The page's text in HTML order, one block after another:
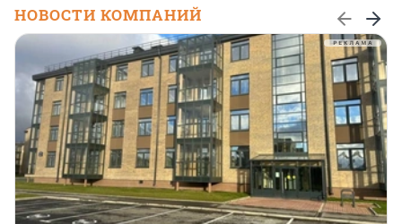
НОВОСТИ КОМПАНИЙ